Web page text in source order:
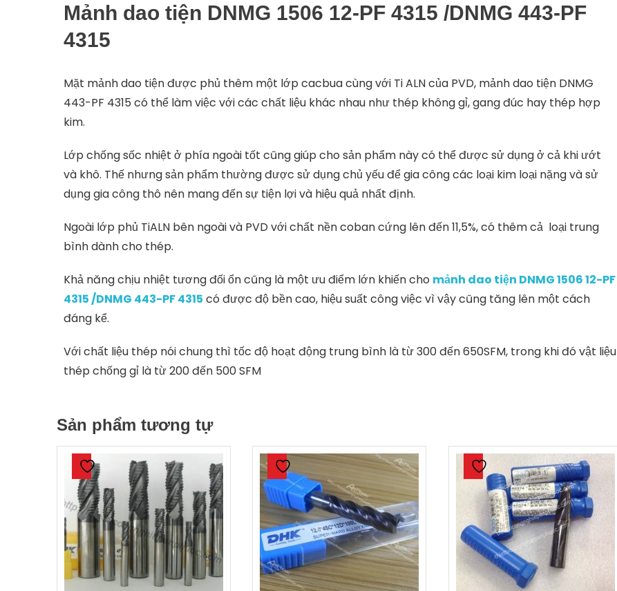
Mảnh dao tiện DNMG 1506 12-PF 4315 /DNMG 443-PF
4315
Mặt mảnh dao tiện được phủ thêm một lớp cacbua cùng với Ti ALN của PVD, mảnh dao tiện DNMG
443-PF 4315 có thể làm việc với các chất liệu khác nhau như thép không gỉ, gang đúc hay thép hợp
kim.
Lớp chống sốc nhiệt ở phía ngoài tốt cũng giúp cho sản phẩm này có thể được sử dụng ở cả khi ướt
và khô. Thế nhưng sản phẩm thường được sử dụng chủ yếu để gia công các loại kim loại nặng và sử
dụng gia công thô nên mang đến sự tiện lợi và hiệu quả nhất định.
Ngoài lớp phủ TiALN bên ngoài và PVD với chất nền coban cứng lên đến 11,5%, có thêm cả loại trung
bình dành cho thép.
Khả năng chịu nhiệt tương đối ổn cũng là một ưu điểm lớn khiến cho mảnh dao tiện DNMG 1506 12-PF
4315 /DNMG 443-PF 4315 có được độ bền cao, hiệu suất công việc vì vậy cũng tăng lên một cách
đáng kể.
Với chất liệu thép nói chung thì tốc độ hoạt động trung bình là từ 300 đến 650SFM, trong khi đó vật liệu
thép chống gỉ là từ 200 đến 500 SFM
Sản phẩm tương tự